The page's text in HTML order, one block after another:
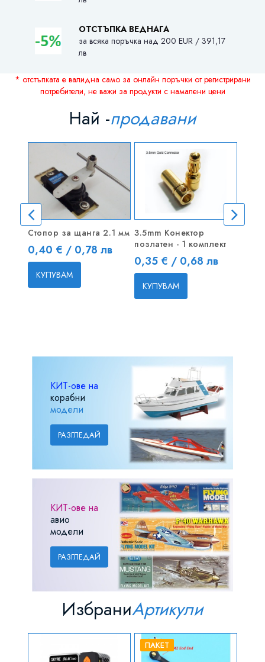
ОТСТЪПКА ВЕДНАГА
за всяка поръчка над 200 EUR / 391,17
лв
* отстъпката е валидна само за онлайн поръчки от регистрирани
потребители, не важи за продукти с намалени цени
Най -продавани
Стопор за щанга 2.1 мм
Цена
0,40 € / 0,78 лв
КУПУВАМ
3.5mm Конектор
позлатен - 1 комплект
Цена
0,35 € / 0,68 лв
КУПУВАМ
КИТ-ове на
корабни
модели
РАЗГЛЕДАЙ
КИТ-ове на
авио
модели
РАЗГЛЕДАЙ
ИзбраниАртикули
ПАКЕТ